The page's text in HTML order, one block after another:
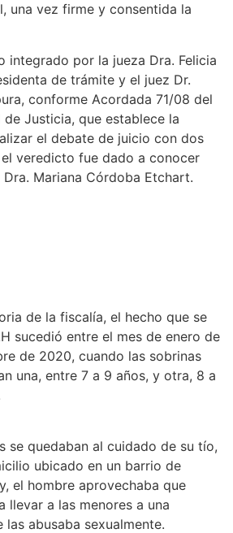
una vez firme y consentida la
integrado por la jueza Dra. Felicia
de trámite y el juez Dr.
conforme Acordada 71/08 del
de Justicia, que establece la
el debate de juicio con dos
veredicto fue dado a conocer
Mariana Córdoba Etchart.
de la fiscalía, el hecho que se
sucedió entre el mes de enero de
de 2020, cuando las sobrinas
una, entre 7 a 9 años, y otra, 8 a
edad.
se quedaban al cuidado de su tío,
ubicado en un barrio de
el hombre aprovechaba que
llevar a las menores a una
las abusaba sexualmente.